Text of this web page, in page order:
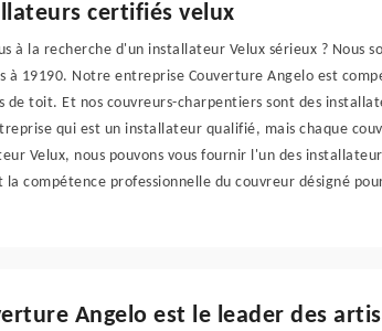
certifiés velux
à la recherche d'un installateur Velux sérieux ? Nous
à 19190. Notre entreprise Couverture Angelo est
de toit. Et nos couvreurs-charpentiers sont des
qui est un installateur qualifié, mais chaque
Velux, nous pouvons vous fournir l'un des
la compétence professionnelle du couvreur désigné
Angelo est le leader des